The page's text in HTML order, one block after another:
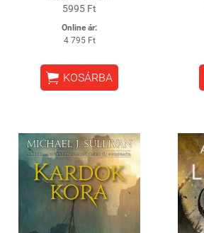
5995 Ft
Online ár:
4 795 Ft
 KOSÁRBA